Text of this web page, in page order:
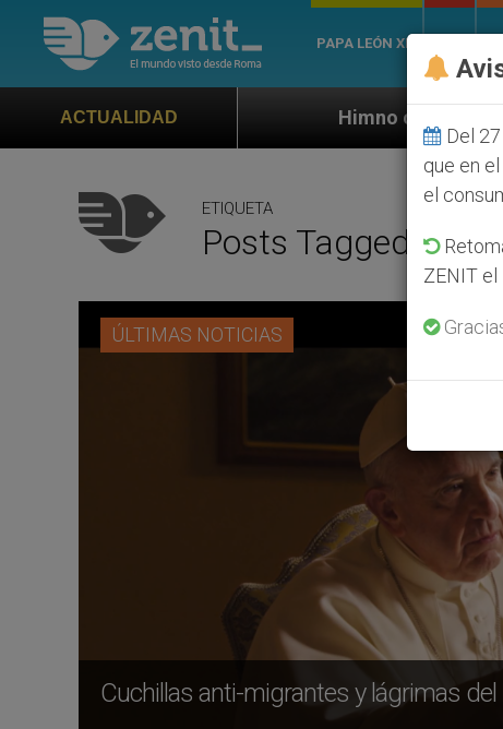
PAPA LEÓN XIV
ACTUALIDADHimno oficial de la Jornada Mundial de
ETIQUETA
Posts Tagged
ÚLTIMAS NOTICIAS
Cuchillas anti-migrantes y lágrimas
Del
que en
el
ZENIT el